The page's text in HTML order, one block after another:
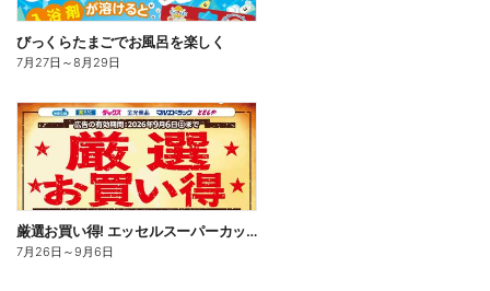
びっくらたまごでお風呂を楽しく
7月27日 ～8月29日
厳選お買い得! エッセルスーパーカップ
7月26日 ～9月6日